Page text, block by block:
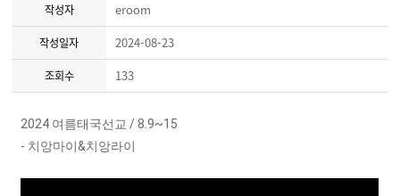
작성자 eroom
작성일자 2024-08-23
조회수 133
2024 여름태국선교 / 8.9~15
- 치앙마이&치앙라이